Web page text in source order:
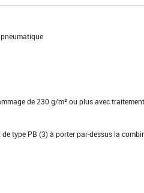
de 230 g/m² ou plus avec traitement
type PB (3) à porter par-dessus la